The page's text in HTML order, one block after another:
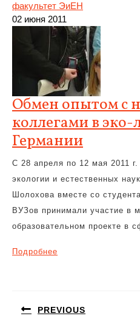
факультет ЭиЕН
02 июня 2011
Обмен опытом с
коллегами в эко-
Германии
С 28 апреля по 12 мая 2011
экологии и естественных
Шолохова вместе со
ВУЗов принимали участие в
образовательном проекте в
Подробнее
PREVIOUS